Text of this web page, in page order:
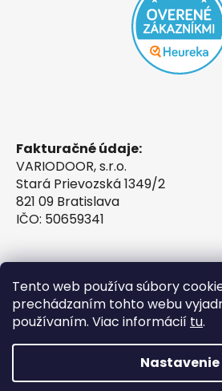
Tento web používa súbory
prechádzaním tohto webu
používaním. Viac informácií tu.
Nastavenie
Fakturačné údaje:
VARIODOOR, s.r.o.
Stará Prievozská 1349/2
821 09 Bratislava
IČO: 50659341